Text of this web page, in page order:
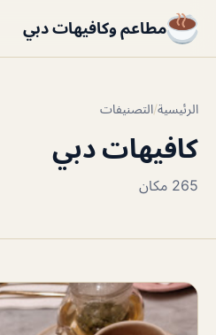
مطاعم وكافيهات دبي
الرئيسية/التصنيفات
كافيهات دبي
265 مكان